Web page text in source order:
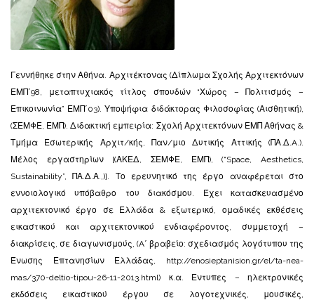
Γεννήθηκε στην Αθήνα. Αρχιτέκτονας (Δίπλωμα Σχολής Αρχιτεκτόνων
ΕΜΠ΄98, μεταπτυχιακός τίτλος σπουδών “Χώρος – Πολιτισμός –
Επικοινωνία” ΕΜΠ΄03). Υποψήφια διδάκτορας Φιλοσοφίας (Αισθητική),
(ΣΕΜΦΕ, ΕΜΠ). Διδακτική εμπειρία: Σχολή Αρχιτεκτόνων ΕΜΠ Αθήνας &
Τμήμα Εσωτερικής Αρχιτ/κής, Παν/μιο Δυτικής Αττικής (ΠΑ.Δ.A.).
Μέλος εργαστηρίων [(ΑΚΕΔ, ΣΕΜΦΕ, ΕΜΠ), (“Space, Aesthetics,
Sustainability”, ΠΑ.Δ.Α.,)]. Το ερευνητικό της έργο αναφέρεται στο
εννοιολογικό υπόβαθρο του διακόσμου. Έχει κατασκευασμένο
αρχιτεκτονικό έργο σε Ελλάδα & εξωτερικό, ομαδικές εκθέσεις
εικαστικού και αρχιτεκτονικού ενδιαφέροντος, συμμετοχή –
διακρίσεις, σε διαγωνισμούς, (A΄ βραβείο: σχεδιασμός λογότυπου της
Ένωσης Επτανησίων Ελλάδας, http://enosieptanision.gr/el/ta-nea-
mas/370-deltio-tipou-26-11-2013.html) κ.α. Εντυπες – ηλεκτρονικές
εκδόσεις εικαστικού έργου σε λογοτεχνικές, μουσικές,